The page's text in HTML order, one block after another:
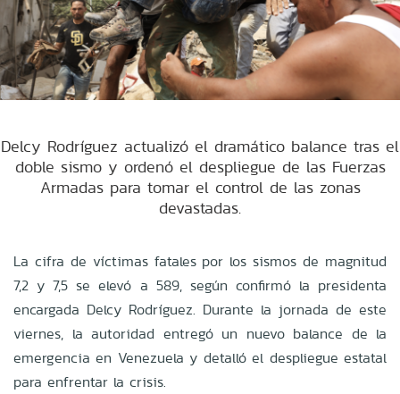
Delcy Rodríguez actualizó el dramático balance tras el
doble sismo y ordenó el despliegue de las Fuerzas
Armadas para tomar el control de las zonas
devastadas.
La cifra de víctimas fatales por los sismos de magnitud
7,2 y 7,5 se elevó a 589, según confirmó la presidenta
encargada Delcy Rodríguez. Durante la jornada de este
viernes, la autoridad entregó un nuevo balance de la
emergencia en Venezuela y detalló el despliegue estatal
para enfrentar la crisis.